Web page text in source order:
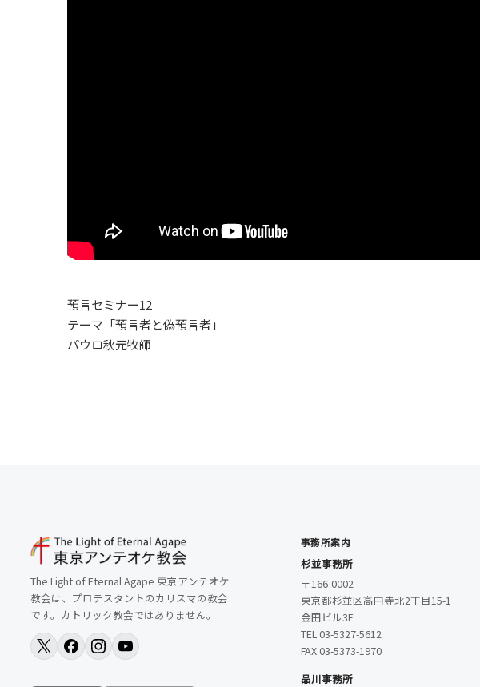
預言セミナー12
テーマ「預言者と偽預言者」
パウロ秋元牧師
The Light of Eternal Agape 東京アンテオケ
教会は、プロテスタントのカリスマの教会
です。カトリック教会ではありません。
事務所案内
杉並事務所
〒166-0002
東京都杉並区高円寺北2丁目15-1
金田ビル3F
TEL 03-5327-5612
FAX 03-5373-1970
品川事務所